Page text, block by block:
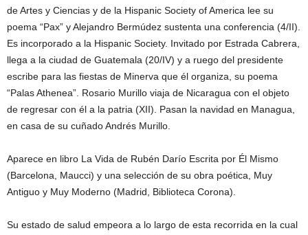
de Artes y Ciencias y de la Hispanic Society of America lee su
poema “Pax” y Alejandro Bermúdez sustenta una conferencia (4/II).
Es incorporado a la Hispanic Society. Invitado por Estrada Cabrera,
llega a la ciudad de Guatemala (20/IV) y a ruego del presidente
escribe para las fiestas de Minerva que él organiza, su poema
“Palas Athenea”. Rosario Murillo viaja de Nicaragua con el objeto
de regresar con él a la patria (XII). Pasan la navidad en Managua,
en casa de su cuñado Andrés Murillo.
Aparece en libro La Vida de Rubén Darío Escrita por Él Mismo
(Barcelona, Maucci) y una selección de su obra poética, Muy
Antiguo y Muy Moderno (Madrid, Biblioteca Corona).
Su estado de salud empeora a lo largo de esta recorrida en la cual